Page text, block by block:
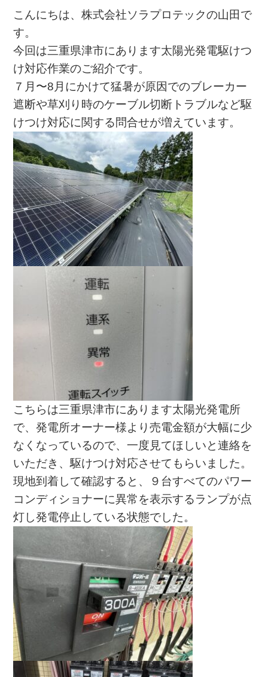
こんにちは、株式会社ソラプロテックの山田で
す。
今回は三重県津市にあります太陽光発電駆けつ
け対応作業のご紹介です。
７月〜8月にかけて猛暑が原因でのブレーカー
遮断や草刈り時のケーブル切断トラブルなど駆
けつけ対応に関する問合せが増えています。
こちらは三重県津市にあります太陽光発電所
で、発電所オーナー様より売電金額が大幅に少
なくなっているので、一度見てほしいと連絡を
いただき、駆けつけ対応させてもらいました。
現地到着して確認すると、９台すべてのパワー
コンディショナーに異常を表示するランプが点
灯し発電停止している状態でした。